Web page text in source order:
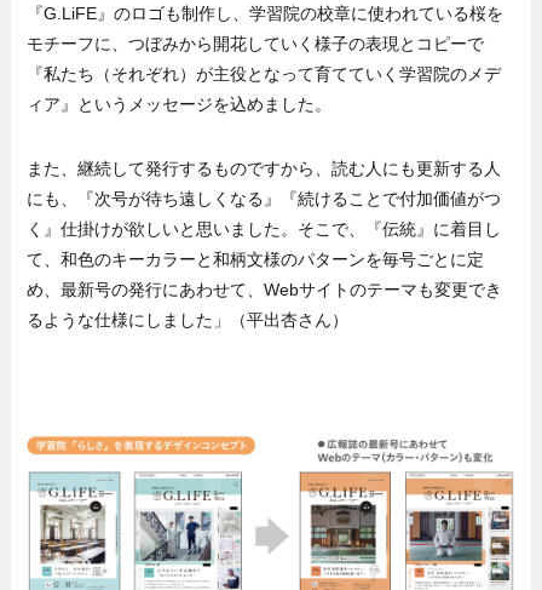
『G.LiFE』のロゴも制作し、学習院の校章に使われている桜を
モチーフに、つぼみから開花していく様子の表現とコピーで
『私たち（それぞれ）が主役となって育てていく学習院のメデ
ィア』というメッセージを込めました。
また、継続して発行するものですから、読む人にも更新する人
にも、『次号が待ち遠しくなる』『続けることで付加価値がつ
く』仕掛けが欲しいと思いました。そこで、『伝統』に着目し
て、和色のキーカラーと和柄文様のパターンを毎号ごとに定
め、最新号の発行にあわせて、Webサイトのテーマも変更でき
るような仕様にしました」（平出杏さん）